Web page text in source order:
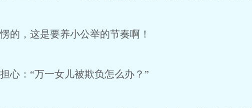
，这是要养小公举的节奏啊！
：“万一女儿被欺负怎么办？”